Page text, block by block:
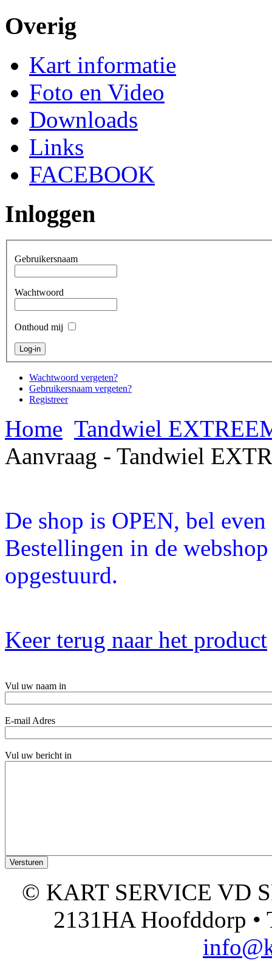
Overig
Kart informatie
Foto en Video
Downloads
Links
FACEBOOK
Inloggen
Gebruikersnaam
Wachtwoord
Onthoud mij
Wachtwoord vergeten?
Gebruikersnaam vergeten?
Registreer
Home Tandwiel
Aanvraag - Tandwiel
De shop is OPEN, bel
Bestellingen in de
opgestuurd.
Keer terug naar het product
Vul uw naam in
E-mail Adres
Vul uw bericht in
© KART SERVICE VD
2131HA Hoofddorp •